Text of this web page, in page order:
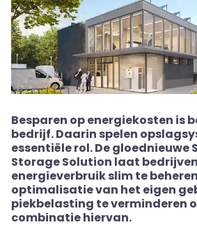
Besparen op energiekosten is
bedrijf. Daarin spelen
essentiële rol. De gloednieuwe
Storage Solution laat
energieverbruik slim te
optimalisatie van het eigen
piekbelasting te verminderen
combinatie hiervan.